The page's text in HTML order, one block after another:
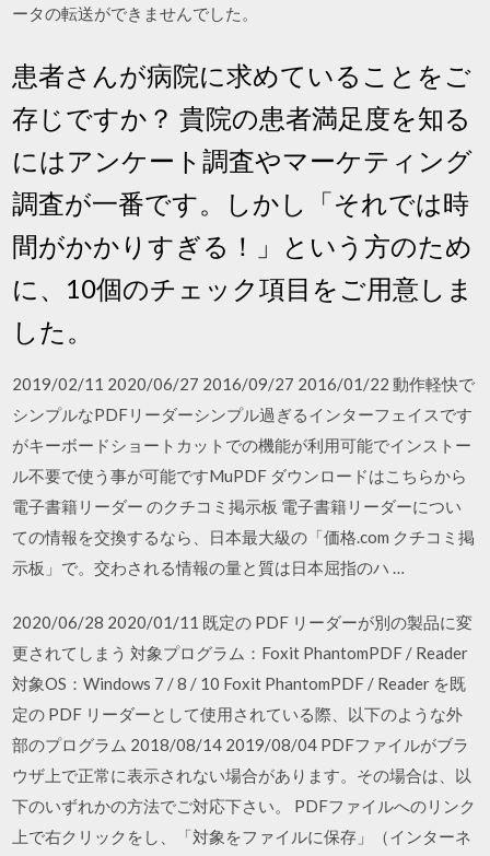
ータの転送ができませんでした。
患者さんが病院に求めていることをご
存じですか？ 貴院の患者満足度を知る
にはアンケート調査やマーケティング
調査が一番です。しかし「それでは時
間がかかりすぎる！」という方のため
に、10個のチェック項目をご用意しま
した。
2019/02/11 2020/06/27 2016/09/27 2016/01/22 動作軽快で
シンプルなPDFリーダーシンプル過ぎるインターフェイスです
がキーボードショートカットでの機能が利用可能でインストー
ル不要で使う事が可能ですMuPDF ダウンロードはこちらから
電子書籍リーダー のクチコミ掲示板 電子書籍リーダーについ
ての情報を交換するなら、日本最大級の「価格.com クチコミ掲
示板」で。交わされる情報の量と質は日本屈指のハ …
2020/06/28 2020/01/11 既定の PDF リーダーが別の製品に変
更されてしまう 対象プログラム：Foxit PhantomPDF / Reader
対象OS：Windows 7 / 8 / 10 Foxit PhantomPDF / Reader を既
定の PDF リーダーとして使用されている際、以下のような外
部のプログラム 2018/08/14 2019/08/04 PDFファイルがブラ
ウザ上で正常に表示されない場合があります。その場合は、以
下のいずれかの方法でご対応下さい。 PDFファイルへのリンク
上で右クリックをし、「対象をファイルに保存」（インターネ